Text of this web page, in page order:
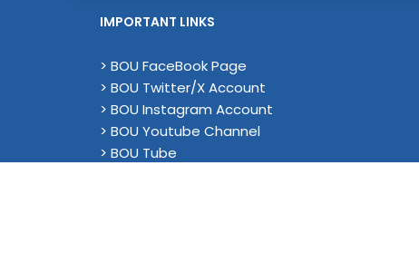
IMPORTANT LINKS
> BOU FaceBook Page
> BOU Twitter/X Account
> BOU Instagram Account
> BOU Youtube Channel
> BOU Tube